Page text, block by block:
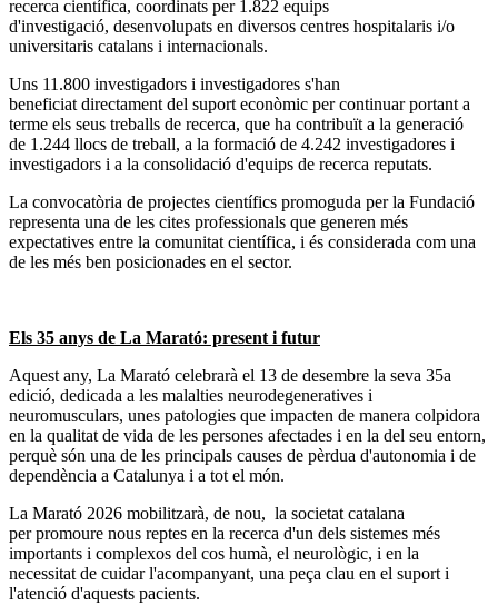
recerca científica, coordinats per 1.822 equips
d'investigació, desenvolupats en diversos centres hospitalaris i/o
universitaris catalans i internacionals.
Uns 11.800 investigadors i investigadores s'han
beneficiat directament del suport econòmic per continuar portant a
terme els seus treballs de recerca, que ha contribuït a la generació
de 1.244 llocs de treball, a la formació de 4.242 investigadores i
investigadors i a la consolidació d'equips de recerca reputats.
La convocatòria de projectes científics promoguda per la Fundació
representa una de les cites professionals que generen més
expectatives entre la comunitat científica, i és considerada com una
de les més ben posicionades en el sector.
Els 35 anys de La Marató: present i futur
Aquest any, La Marató celebrarà el 13 de desembre la seva 35a
edició, dedicada a les malalties neurodegeneratives i
neuromusculars, unes patologies que impacten de manera colpidora
en la qualitat de vida de les persones afectades i en la del seu entorn,
perquè són una de les principals causes de pèrdua d'autonomia i de
dependència a Catalunya i a tot el món.
La Marató 2026 mobilitzarà, de nou, la societat catalana
per promoure nous reptes en la recerca d'un dels sistemes més
importants i complexos del cos humà, el neurològic, i en la
necessitat de cuidar l'acompanyant, una peça clau en el suport i
l'atenció d'aquests pacients.